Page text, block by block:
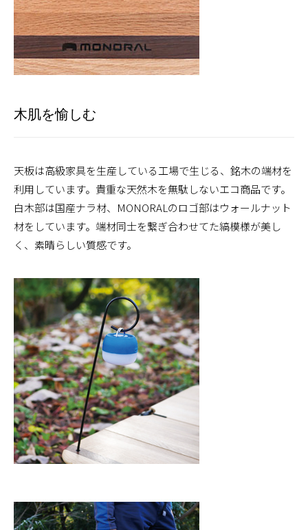
木肌を愉しむ
天板は高級家具を生産している工場で生じる、銘木の端材を
利用しています。貴重な天然木を無駄しないエコ商品です。
白木部は国産ナラ材、MONORALのロゴ部はウォールナット
材をしています。端材同士を繋ぎ合わせてた縞模様が美し
く、素晴らしい質感です。